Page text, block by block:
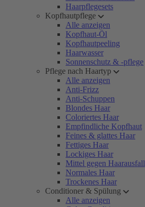
Haarpflegesets
Kopfhautpflege
Alle anzeigen
Kopfhaut-Öl
Kopfhautpeeling
Haarwasser
Sonnenschutz & -pflege
Pflege nach Haartyp
Alle anzeigen
Anti-Frizz
Anti-Schuppen
Blondes Haar
Coloriertes Haar
Empfindliche Kopfhaut
Feines & glattes Haar
Fettiges Haar
Lockiges Haar
Mittel gegen Haarausfall
Normales Haar
Trockenes Haar
Conditioner & Spülung
Alle anzeigen